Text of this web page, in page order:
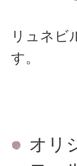
リュネビ
す。
オリ